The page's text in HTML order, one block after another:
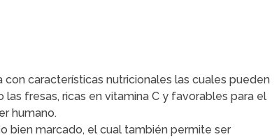
con características nutricionales las cuales pueden
fresas, ricas en vitamina C y favorables para el
humano.
bien marcado, el cual tambiénpermite ser